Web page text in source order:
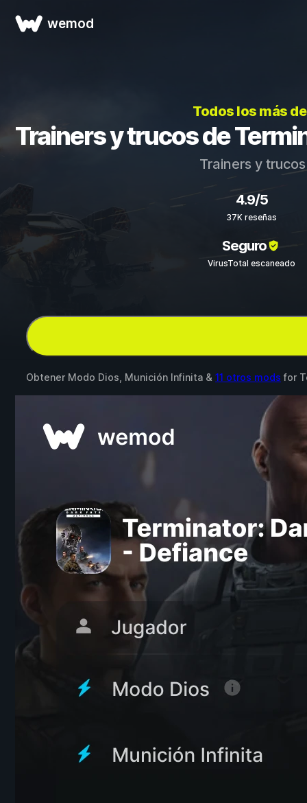
wemod
Todos los más
Trainers y trucos de
Trainers y
4.9/5
37K reseñas
Seguro
VirusTotal escaneado
Obtener Modo Dios, Munición Infinita & 11 otros mods for